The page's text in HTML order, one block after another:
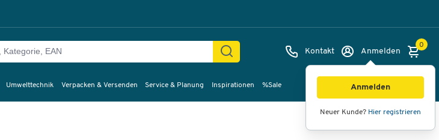
Kontakt Anmelden
Anmelden
Neuer Kunde? Hier registrieren
0
Umwelttechnik Verpacken & Versenden Service & Planung Inspirationen %Sale
Bilder Videos 360°-Ansicht